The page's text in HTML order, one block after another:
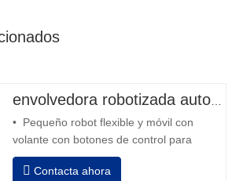
• Pequeño robot flexible y móvil con
volante con botones de control para
avanzar y retroceder • Operación fuera
de la columna • 2 baterías serie 12V / 110
Contacta ahora